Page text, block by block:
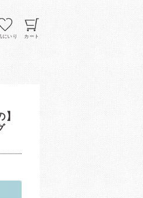
にいり カート